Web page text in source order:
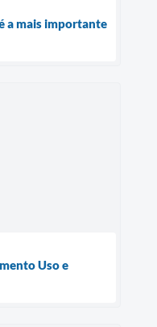
a mais importante
Uso e